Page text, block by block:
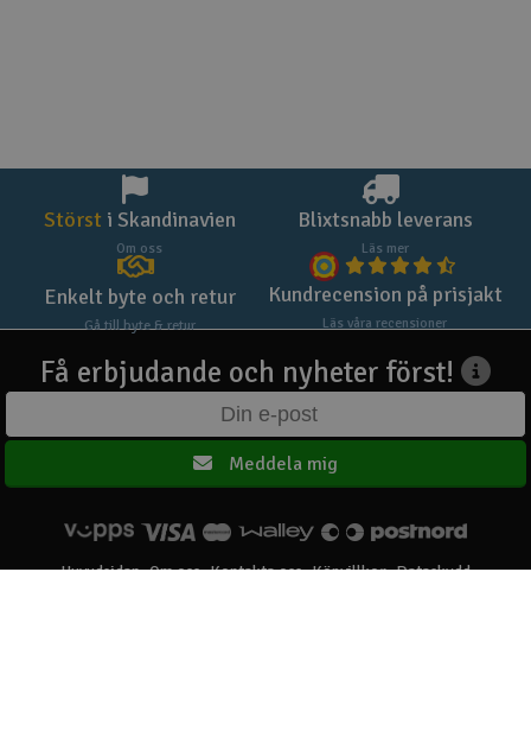
Störst i Skandinavien
Om oss
Blixtsnabb leverans
Läs mer
Enkelt byte och retur
Gå till byte & retur
Kundrecension på prisjakt
Läs våra recensioner
Få erbjudande och nyheter först!
Meddela mig
Huvudsidan Om oss Kontakta oss Köpvillkor Dataskydd